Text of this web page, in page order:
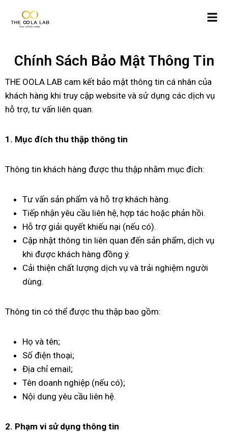
Chính Sách Bảo Mật Thông Tin
THE OOLA LAB cam kết bảo mật thông tin cá nhân của
khách hàng khi truy cập website và sử dụng các dịch vụ
hỗ trợ, tư vấn liên quan.
1. Mục đích thu thập thông tin
Thông tin khách hàng được thu thập nhằm mục đích:
Tư vấn sản phẩm và hỗ trợ khách hàng.
Tiếp nhận yêu cầu liên hệ, hợp tác hoặc phản hồi.
Hỗ trợ giải quyết khiếu nại (nếu có).
Cập nhật thông tin liên quan đến sản phẩm, dịch vụ
khi được khách hàng đồng ý.
Cải thiện chất lượng dịch vụ và trải nghiệm người
dùng.
Thông tin có thể được thu thập bao gồm:
Họ và tên;
Số điện thoại;
Địa chỉ email;
Tên doanh nghiệp (nếu có);
Nội dung yêu cầu liên hệ.
2. Phạm vi sử dụng thông tin